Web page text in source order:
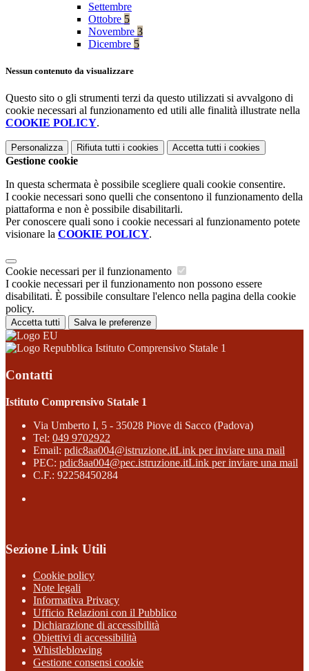
Settembre
Ottobre 5
Novembre 3
Dicembre 5
Nessun contenuto da visualizzare
Questo sito o gli strumenti terzi da questo utilizzati si avvalgono di
cookie necessari al funzionamento ed utili alle finalità illustrate nella
COOKIE POLICY.
Personalizza Rifiuta tutti i cookies Accetta tutti i cookies
Gestione cookie
In questa schermata è possibile scegliere quali cookie consentire.
I cookie necessari sono quelli che consentono il funzionamento della
piattaforma e non è possibile disabilitarli.
Per conoscere quali sono i cookie necessari al funzionamento potete
visionare la COOKIE POLICY.
Cookie necessari per il funzionamento
I cookie necessari per il funzionamento non possono essere
disabilitati. È possibile consultare l'elenco nella pagina della cookie
policy.
Accetta tutti Salva le preferenze
Istituto Comprensivo Statale 1
Contatti
Istituto Comprensivo Statale 1
Via Umberto I, 5 - 35028 Piove di Sacco (Padova)
Tel: 049 9702922
Email: pdic8aa004@istruzione.itLink per inviare una mail
PEC: pdic8aa004@pec.istruzione.itLink per inviare una mail
C.F.: 92258450284
Sezione Link Utili
Cookie policy
Note legali
Informativa Privacy
Ufficio Relazioni con il Pubblico
Dichiarazione di accessibilità
Obiettivi di accessibilità
Whistleblowing
Gestione consensi cookie